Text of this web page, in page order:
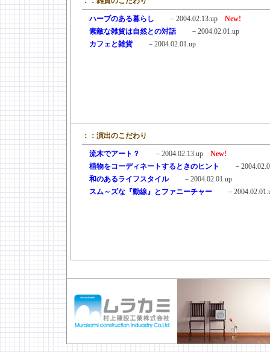
＿ハーブのある暮らし －2004.02.13.up New!
素敵な雑貨は自然との対話－2004.02.01.up
カフェと雑貨－2004.02.01.up
：：演出のこだわり
流木でアート？ －2004.02.13.up New!
植物をコーディネートするときのヒント
－
和のあるライフスタイル－2004.02.01.up
スム～ズな『動線』とファニーチャー －